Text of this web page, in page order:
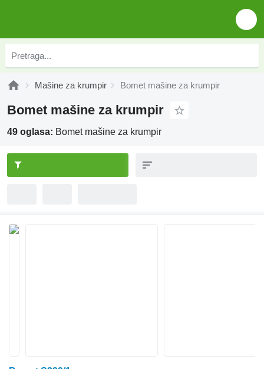
Mašine za krumpir Bomet mašine za krumpir
Bomet mašine za krumpir
49 oglasa: Bomet mašine za krumpir